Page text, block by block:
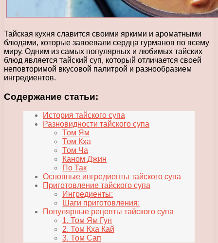
Тайская кухня славится своими яркими и ароматными
блюдами, которые завоевали сердца гурманов по всему
миру. Одним из самых популярных и любимых тайских
блюд является тайский суп, который отличается своей
неповторимой вкусовой палитрой и разнообразием
ингредиентов.
Содержание статьи:
История тайского супа
Разновидности тайского супа
Том Ям
Том Кха
Том Ча
Каном Джин
По Так
Основные ингредиенты тайского супа
Приготовление тайского супа
Ингредиенты:
Шаги приготовления:
Популярные рецепты тайского супа
1. Том Ям Гун
2. Том Кха Кай
3. Том Сап